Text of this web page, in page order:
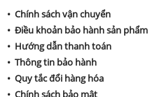
• Chính sách vận chuyển
• Điều khoản bảo hành sản phẩm
• Hướng dẫn thanh toán
• Thông tin bảo hành
• Quy tắc đổi hàng hóa
• Chính sách bảo mật